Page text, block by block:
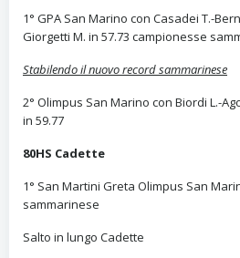
1° GPA San Marino con Casadei T.-
Giorgetti M. in 57.73 campionesse
Stabilendo il nuovo record sammarinese
2° Olimpus San Marino con Biordi L.-
in 59.77
80HS Cadette
1° San Martini Greta Olimpus San
sammarinese
Salto in lungo Cadette